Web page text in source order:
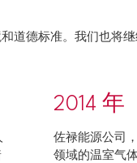
道德标准。我们也将
2014 年
佐禄能源公司
领域的温室气